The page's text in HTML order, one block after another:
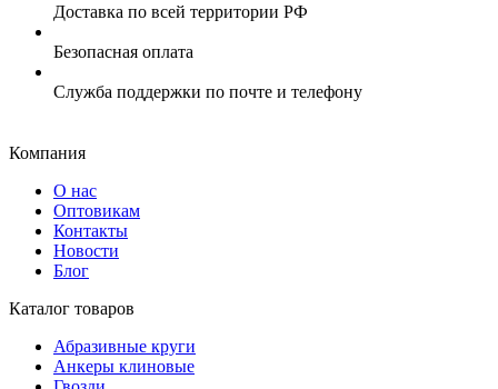
Доставка по всей территории РФ
Безопасная оплата
Служба поддержки по почте и телефону
Компания
О нас
Оптовикам
Контакты
Новости
Блог
Каталог товаров
Абразивные круги
Анкеры клиновые